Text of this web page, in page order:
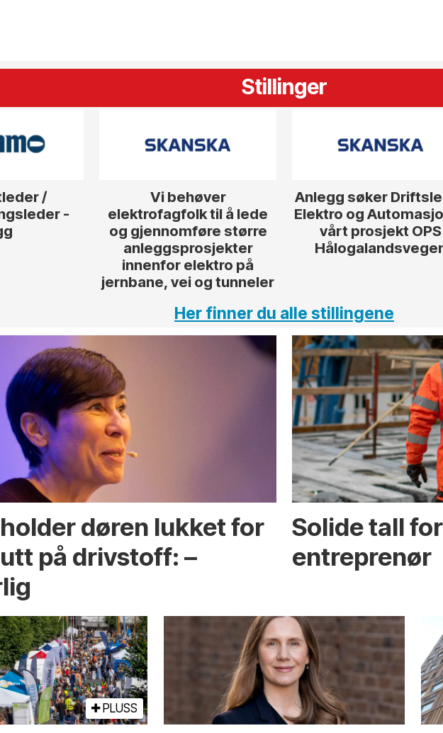
Stillinger
/
-
Vi behøver
elektrofagfolk til å lede
og gjennomføre større
anleggsprosjekter
innenfor elektro på
jernbane, vei og tunneler
Anlegg søker
Elektro og
vårt prosjekt OPS
Her finner du alle stillingene
døren lukket for
på drivstoff: –
Solide tall
entreprenør
PLUSS